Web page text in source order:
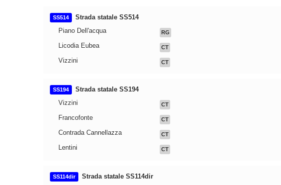
SS514
Strada statale SS514
Piano Dell'acqua
RG
Licodia Eubea CT
Vizzini CT
SS194
Strada statale SS194
Vizzini
CT
Francofonte CT
Contrada Cannellazza CT
Lentini CT
SS114dir
Strada statale SS114dir